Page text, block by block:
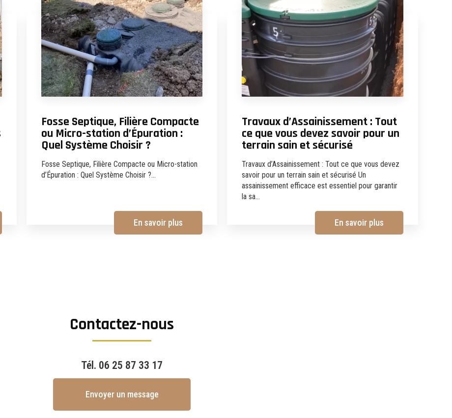
Fosse Septique, Filière Compacte
ou Micro-station d’Épuration :
Quel Système Choisir ?
Fosse Septique, Filière Compacte ou Micro-station
d’Épuration : Quel Système Choisir ?...
En savoir plus
Travaux d’Assainissement : Tout
ce que vous devez savoir pour un
terrain sain et sécurisé
Travaux d’Assainissement : Tout ce que vous devez
savoir pour un terrain sain et sécurisé Un
assainissement efficace est essentiel pour garantir
la sa...
En savoir plus
Contactez-nous
Tél. 06 25 87 33 17
Envoyer un message